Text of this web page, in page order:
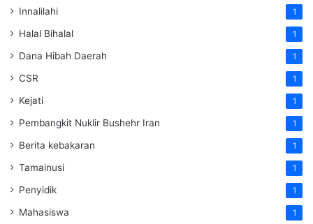
Innalilahi 1
Halal Bihalal 1
Dana Hibah Daerah 1
CSR 1
Kejati 1
Pembangkit Nuklir Bushehr Iran 1
Berita kebakaran 1
Tamainusi 1
Penyidik 1
Mahasiswa 1